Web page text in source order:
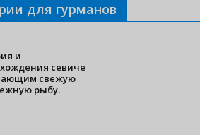
для гурманов
и
севиче
свежую
рыбу.